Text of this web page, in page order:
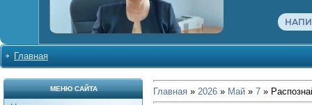
Главная
МЕНЮ САЙТА Главная » 2026 » Май » 7 »